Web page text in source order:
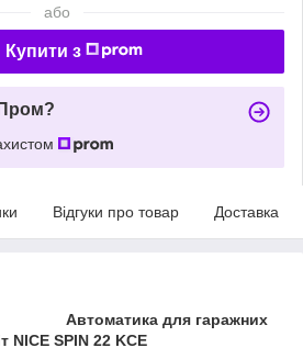
або
Купити з
Відгуки про товар Доставка
Автоматика для гаражних
NICE SPIN 22 KCE